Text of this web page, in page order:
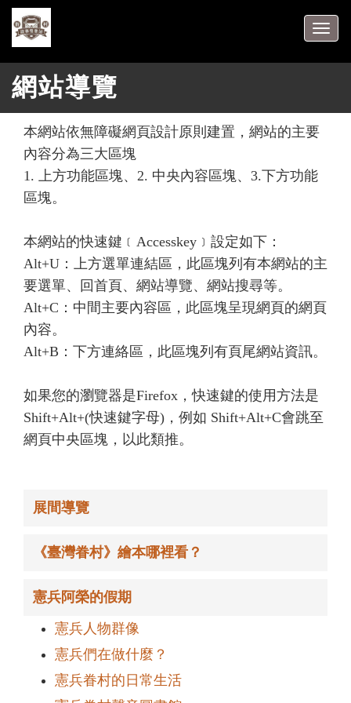
跳
主
要
內網站導覽
本網站依無障礙網頁設計原則建置，網站的主要
內容分為三大區塊
1. 上方功能區塊、2. 中央內容區塊、3.下方功能
區塊。
本網站的快速鍵﹝Accesskey﹞設定如下：
Alt+U：上方選單連結區，此區塊列有本網站的主
要選單、回首頁、網站導覽、網站搜尋等。
Alt+C：中間主要內容區，此區塊呈現網頁的網頁
內容。
Alt+B：下方連絡區，此區塊列有頁尾網站資訊。
如果您的瀏覽器是Firefox，快速鍵的使用方法是
Shift+Alt+(快速鍵字母)，例如 Shift+Alt+C會跳至
網頁中央區塊，以此類推。
展間導覽
《臺灣眷村》繪本哪裡看？
憲兵阿榮的假期
憲兵人物群像
憲兵們在做什麼？
憲兵眷村的日常生活